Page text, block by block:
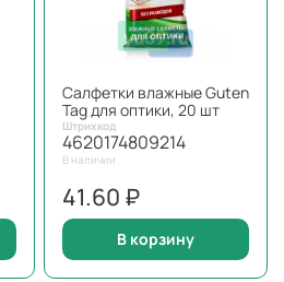
Салфетки влажные Guten
Tag для оптики, 20 шт
Штрихкод
4620174809214
В наличии
41.60 ₽
В корзину